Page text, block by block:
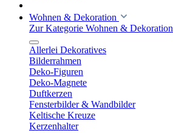
Wohnen & Dekoration
Zur Kategorie Wohnen & Dekoration
Allerlei Dekoratives
Bilderrahmen
Deko-Figuren
Deko-Magnete
Duftkerzen
Fensterbilder & Wandbilder
Keltische Kreuze
Kerzenhalter